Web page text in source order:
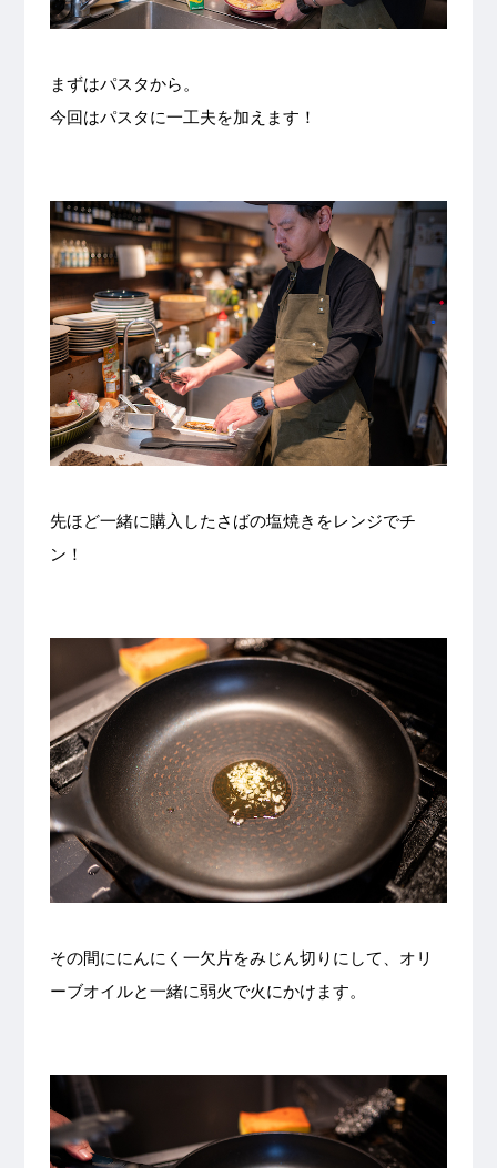
まずはパスタから。
今回はパスタに一工夫を加えます！
先ほど一緒に購入したさばの塩焼きをレンジでチ
ン！
その間ににんにく一欠片をみじん切りにして、オリ
ーブオイルと一緒に弱火で火にかけます。